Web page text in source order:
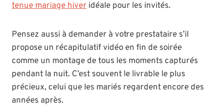
tenue mariage hiver idéale pour les invités.
Pensez aussi à demander à votre prestataire s’il
propose un récapitulatif vidéo en fin de soirée
comme un montage de tous les moments capturés
pendant la nuit. C’est souvent le livrable le plus
précieux, celui que les mariés regardent encore des
années après.